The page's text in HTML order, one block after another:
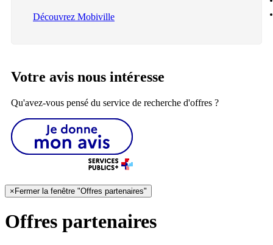
Découvrez Mobiville
Votre avis nous intéresse
Qu'avez-vous pensé du service de recherche d'offres ?
× Fermer la fenêtre "Offres partenaires"
Offres partenaires